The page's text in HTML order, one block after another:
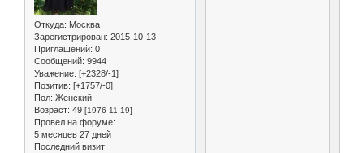
Откуда: Москва
Зарегистрирован: 2015-10-13
Приглашений: 0
Сообщений: 9944
Уважение: [+2328/-1]
Позитив: [+1757/-0]
Пол: Женский
Возраст: 49 [1976-11-19]
Провел на форуме:
5 месяцев 27 дней
Последний визит: